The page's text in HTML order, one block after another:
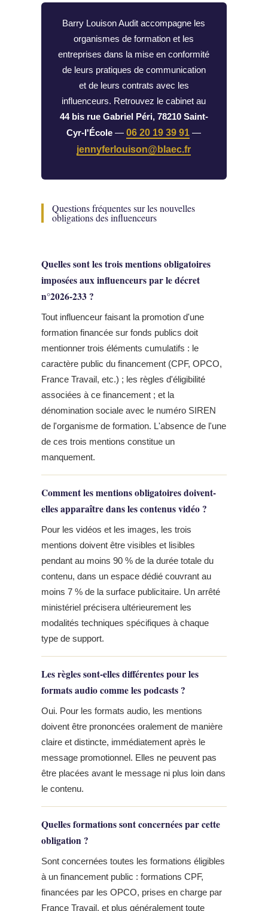
Barry Louison Audit accompagne les
organismes de formation et les
entreprises dans la mise en conformité
de leurs pratiques de communication
et de leurs contrats avec les
influenceurs. Retrouvez le cabinet au
44 bis rue Gabriel Péri, 78210 Saint-
Cyr-l'École —06 20 19 39 91 —
jennyferlouison@blaec.fr
Questions fréquentes sur les nouvelles
obligations des influenceurs
Quelles sont les trois mentions obligatoires
imposées aux influenceurs par le décret
n°2026-233 ?
Tout influenceur faisant la promotion d'une
formation financée sur fonds publics doit
mentionner trois éléments cumulatifs : le
caractère public du financement (CPF, OPCO,
France Travail, etc.) ; les règles d'éligibilité
associées à ce financement ; et la
dénomination sociale avec le numéro SIREN
de l'organisme de formation. L'absence de l'une
de ces trois mentions constitue un
manquement.
Comment les mentions obligatoires doivent-
elles apparaître dans les contenus vidéo ?
Pour les vidéos et les images, les trois
mentions doivent être visibles et lisibles
pendant au moins 90 % de la durée totale du
contenu, dans un espace dédié couvrant au
moins 7 % de la surface publicitaire. Un arrêté
ministériel précisera ultérieurement les
modalités techniques spécifiques à chaque
type de support.
Les règles sont-elles différentes pour les
formats audio comme les podcasts ?
Oui. Pour les formats audio, les mentions
doivent être prononcées oralement de manière
claire et distincte, immédiatement après le
message promotionnel. Elles ne peuvent pas
être placées avant le message ni plus loin dans
le contenu.
Quelles formations sont concernées par cette
obligation ?
Sont concernées toutes les formations éligibles
à un financement public : formations CPF,
financées par les OPCO, prises en charge par
France Travail, et plus généralement toute